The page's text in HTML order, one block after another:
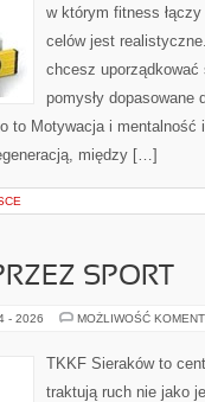
w którym fitness
celów jest
chcesz
pomysły dopasowane
to Motywacja i mentalność
między […]
SPORT
- 2026 MOŻLIWOŚĆ
TKKF Sieraków to
traktują ruch nie jako